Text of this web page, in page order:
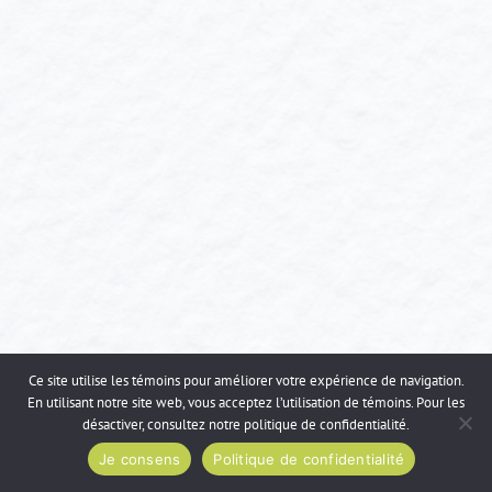
Ce site utilise les témoins pour améliorer votre expérience de navigation.
En utilisant notre site web, vous acceptez l’utilisation de témoins. Pour les
désactiver, consultez notre politique de confidentialité.
Je consens
Politique de confidentialité